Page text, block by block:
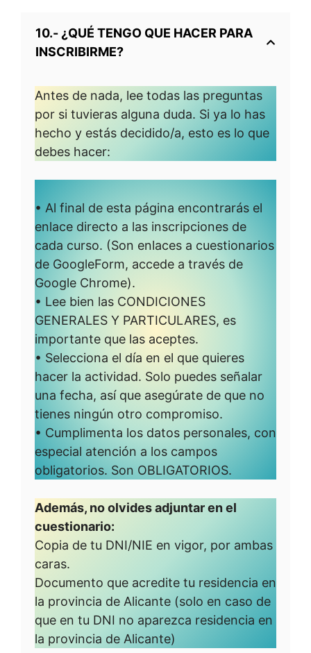
10.- ¿QUÉ TENGO QUE HACER PARA
INSCRIBIRME?
Antes de nada, lee todas las preguntas
por si tuvieras alguna duda. Si ya lo has
hecho y estás decidido/a, esto es lo que
debes hacer:
• Al final de esta página encontrarás el
enlace directo a las inscripciones de
cada curso. (Son enlaces a cuestionarios
de GoogleForm, accede a través de
Google Chrome).
• Lee bien las CONDICIONES
GENERALES Y PARTICULARES, es
importante que las aceptes.
• Selecciona el día en el que quieres
hacer la actividad. Solo puedes señalar
una fecha, así que asegúrate de que no
tienes ningún otro compromiso.
• Cumplimenta los datos personales, con
especial atención a los campos
obligatorios. Son OBLIGATORIOS.
Además, no olvides adjuntar en el
cuestionario:
Copia de tu DNI/NIE en vigor, por ambas
caras.
Documento que acredite tu residencia en
la provincia de Alicante (solo en caso de
que en tu DNI no aparezca residencia en
la provincia de Alicante)